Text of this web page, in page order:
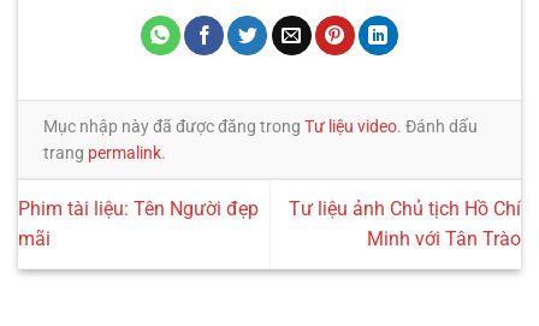
Mục nhập này đã được đăng trong Tư liệu video. Đánh dấu
trang permalink.
Phim tài liệu: Tên Người đẹp
mãi
Tư liệu ảnh Chủ tịch Hồ Chí
Minh với Tân Trào